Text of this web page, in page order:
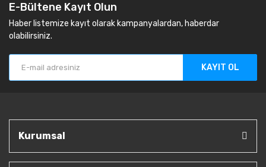
E-Bültene Kayıt Olun
Haber listemize kayıt olarak kampanyalardan, haberdar
olabilirsiniz.
KAYIT OL
Kurumsal